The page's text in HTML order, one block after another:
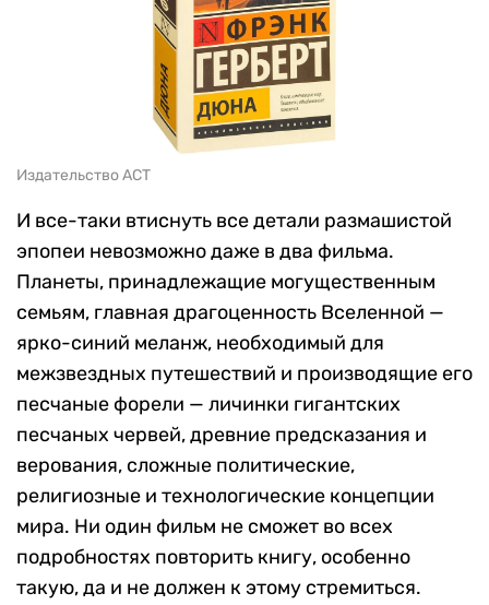
Издательство АСТ
И все-таки втиснуть все детали размашистой
эпопеи невозможно даже в два фильма.
Планеты, принадлежащие могущественным
семьям, главная драгоценность Вселенной —
ярко-синий меланж, необходимый для
межзвездных путешествий и производящие его
песчаные форели — личинки гигантских
песчаных червей, древние предсказания и
верования, сложные политические,
религиозные и технологические концепции
мира. Ни один фильм не сможет во всех
подробностях повторить книгу, особенно
такую, да и не должен к этому стремиться.